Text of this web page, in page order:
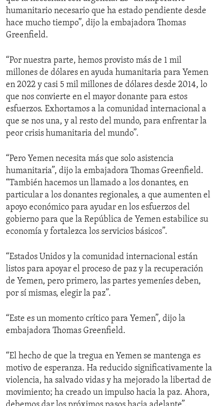
humanitario necesario que ha estado pendiente desde
hace mucho tiempo”, dijo la embajadora Thomas
Greenfield.
“Por nuestra parte, hemos provisto más de 1 mil
millones de dólares en ayuda humanitaria para Yemen
en 2022 y casi 5 mil millones de dólares desde 2014, lo
que nos convierte en el mayor donante para estos
esfuerzos. Exhortamos a la comunidad internacional a
que se nos una, y al resto del mundo, para enfrentar la
peor crisis humanitaria del mundo”.
“Pero Yemen necesita más que solo asistencia
humanitaria”, dijo la embajadora Thomas Greenfield.
“También hacemos un llamado a los donantes, en
particular a los donantes regionales, a que aumenten el
apoyo económico para ayudar en los esfuerzos del
gobierno para que la República de Yemen estabilice su
economía y fortalezca los servicios básicos”.
“Estados Unidos y la comunidad internacional están
listos para apoyar el proceso de paz y la recuperación
de Yemen, pero primero, las partes yemeníes deben,
por sí mismas, elegir la paz”.
“Este es un momento crítico para Yemen”, dijo la
embajadora Thomas Greenfield.
“El hecho de que la tregua en Yemen se mantenga es
motivo de esperanza. Ha reducido significativamente la
violencia, ha salvado vidas y ha mejorado la libertad de
movimiento; ha creado un impulso hacia la paz. Ahora,